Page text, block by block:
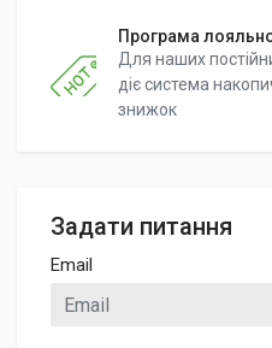
Програма
Для наших
діє система
знижок
Задати питання
Email